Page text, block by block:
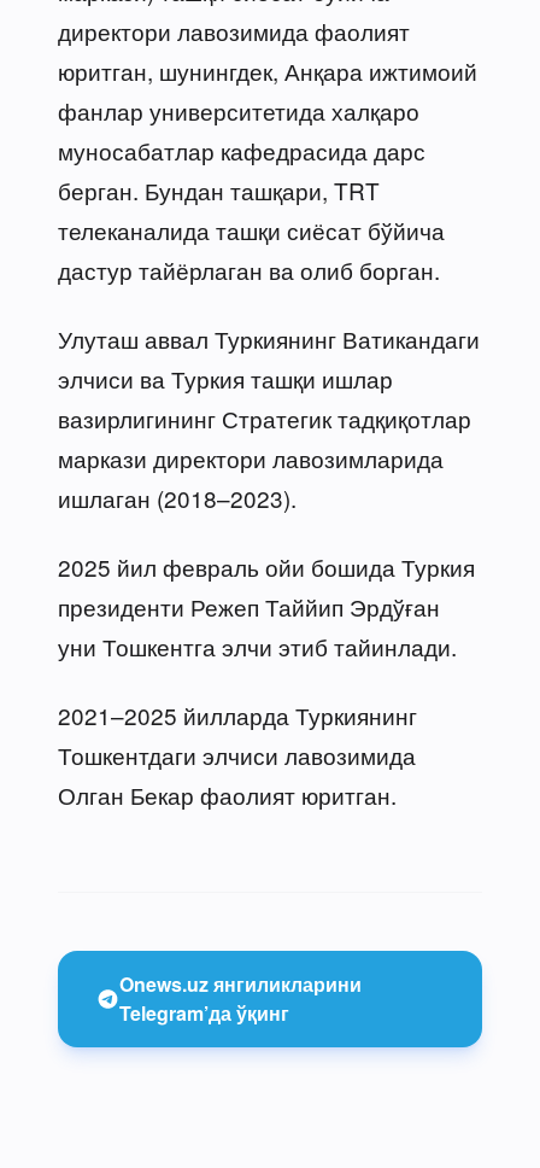
директори лавозимида фаолият
юритган, шунингдек, Анқара ижтимоий
фанлар университетида халқаро
муносабатлар кафедрасида дарс
берган. Бундан ташқари, TRT
телеканалида ташқи сиёсат бўйича
дастур тайёрлаган ва олиб борган.
Улуташ аввал Туркиянинг Ватикандаги
элчиси ва Туркия ташқи ишлар
вазирлигининг Стратегик тадқиқотлар
маркази директори лавозимларида
ишлаган (2018–2023).
2025 йил февраль ойи бошида Туркия
президенти Режеп Таййип Эрдўған
уни Тошкентга элчи этиб тайинлади.
2021–2025 йилларда Туркиянинг
Тошкентдаги элчиси лавозимида
Олган Бекар фаолият юритган.
Onews.uz янгиликларини
Telegram’да ўқинг